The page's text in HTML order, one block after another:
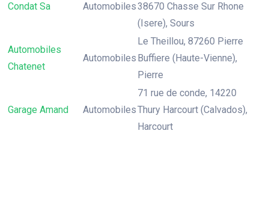
Condat Sa Automobiles38670 Chasse Sur Rhone
(Isere), Sours
Automobiles
Chatenet
Automobiles
Le Theillou, 87260 Pierre
Buffiere (Haute-Vienne),
Pierre
Garage Amand Automobiles
71 rue de conde, 14220
Thury Harcourt (Calvados),
Harcourt